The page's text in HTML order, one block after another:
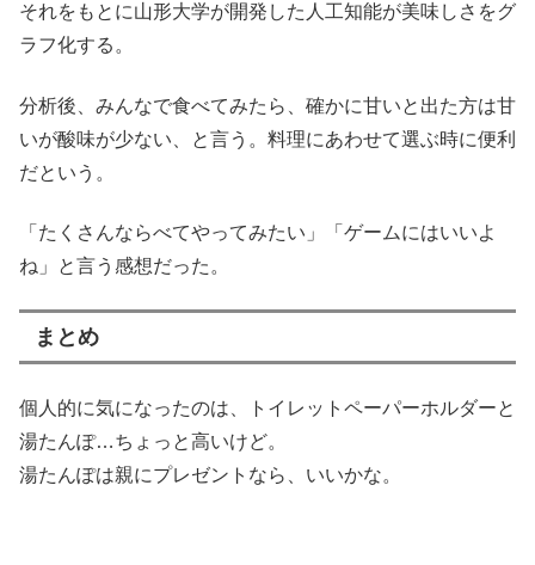
それをもとに山形大学が開発した人工知能が美味しさをグ
ラフ化する。
分析後、みんなで食べてみたら、確かに甘いと出た方は甘
いが酸味が少ない、と言う。料理にあわせて選ぶ時に便利
だという。
「たくさんならべてやってみたい」「ゲームにはいいよ
ね」と言う感想だった。
まとめ
個人的に気になったのは、トイレットペーパーホルダーと
湯たんぽ…ちょっと高いけど。
湯たんぽは親にプレゼントなら、いいかな。